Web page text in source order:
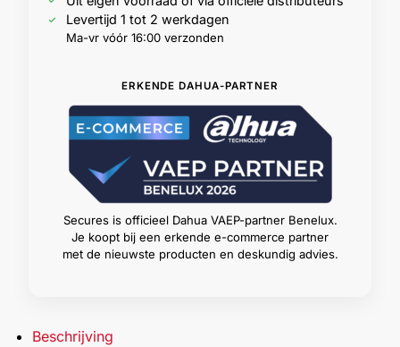
Levertijd 1 tot 2 werkdagen
Ma-vr vóór 16:00 verzonden
ERKENDE DAHUA-PARTNER
Secures is officieel Dahua VAEP-partner Benelux.
Je koopt bij een erkende e-commerce partner
met de nieuwste producten en deskundig advies.
Beschrijving